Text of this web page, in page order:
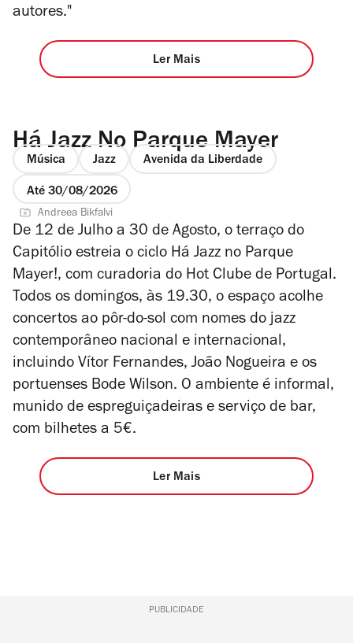
autores."
Ler Mais
Há Jazz No Parque Mayer
Música Jazz Avenida da Liberdade
Até 30/08/2026
Andreea Bikfalvi
De 12 de Julho a 30 de Agosto, o terraço do
Capitólio estreia o ciclo Há Jazz no Parque
Mayer!, com curadoria do Hot Clube de Portugal.
Todos os domingos, às 19.30, o espaço acolhe
concertos ao pôr-do-sol com nomes do jazz
contemporâneo nacional e internacional,
incluindo Vítor Fernandes, João Nogueira e os
portuenses Bode Wilson. O ambiente é informal,
munido de espreguiçadeiras e serviço de bar,
com bilhetes a 5€.
Ler Mais
PUBLICIDADE